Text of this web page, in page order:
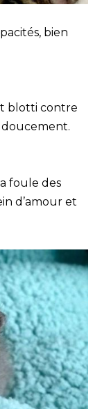
bien
blotti contre
foule des
d’amour et